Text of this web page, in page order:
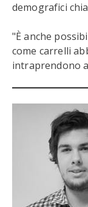
demografici
"È anche
come carrelli
intraprendono